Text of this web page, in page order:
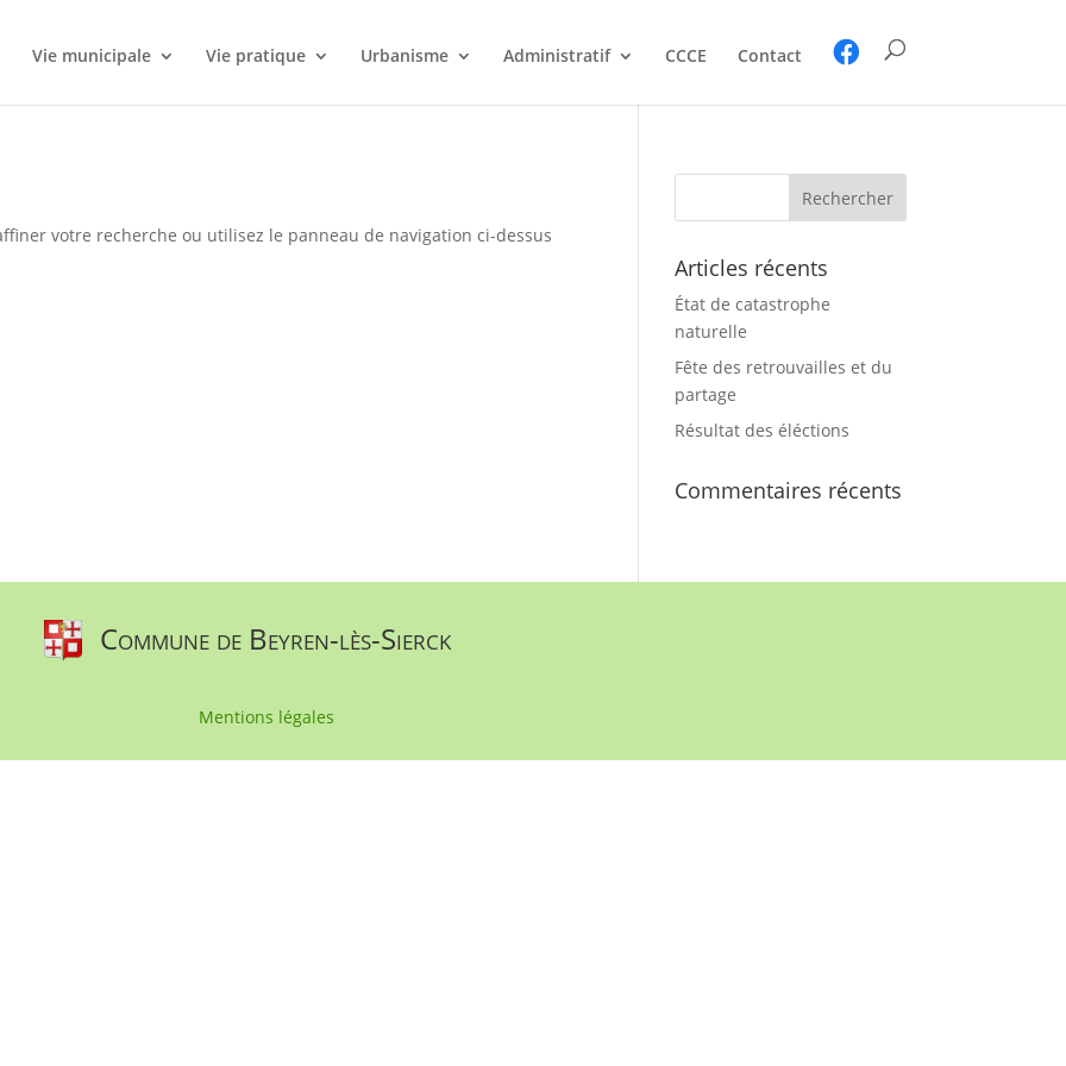
Vie municipale Vie pratique Urbanisme Administratif CCCE Contact
votre recherche ou utilisez le panneau de navigation ci-dessus
Rechercher :
Articles récents
État de catastrophe
naturelle
Fête des retrouvailles et du
partage
Résultat des éléctions
Commentaires récents
Commune de Beyren-lès-Sierck
Mentions légales